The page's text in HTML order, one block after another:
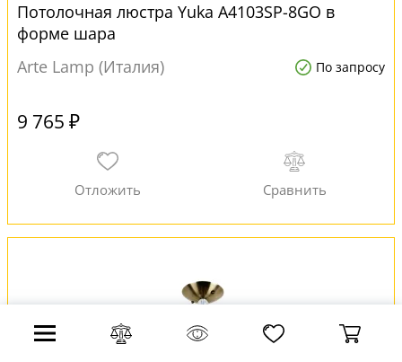
Потолочная люстра Yuka A4103SP-8GO в
форме шара
Arte Lamp (Италия)
По запросу
9 765 ₽